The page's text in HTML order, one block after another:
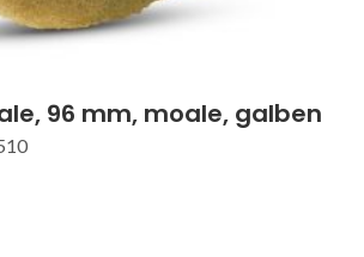
96 mm, moale, galben